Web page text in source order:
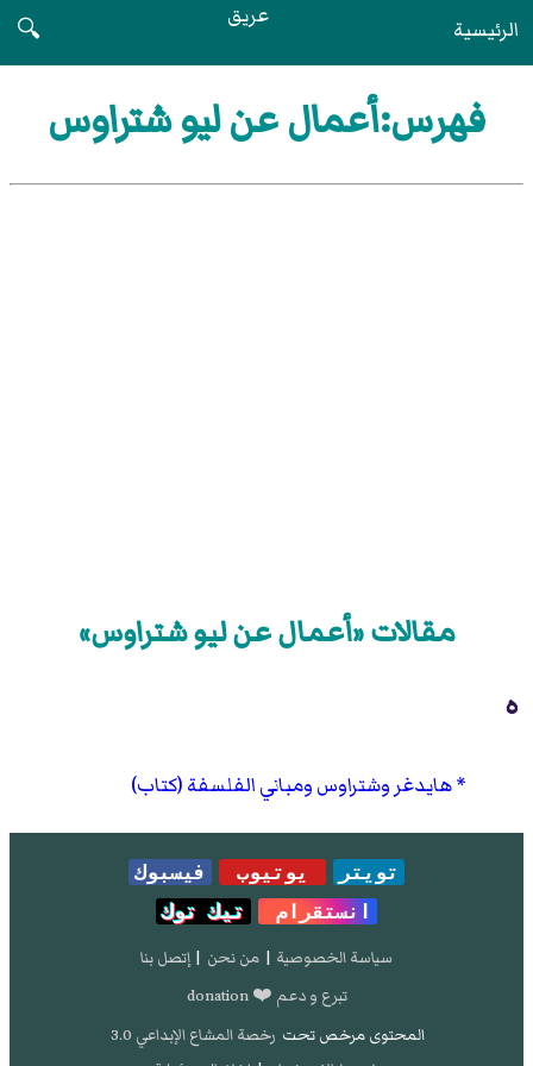
الرئيسية عريق
🔍
فهرس:أعمال عن ليو شتراوس
مقالات «أعمال عن ليو شتراوس»
ه
هايدغر وشتراوس ومباني الفلسفة (كتاب)
تويتر يوتيوب
فيسبوك
انستقرام
تيك توك
سياسة الخصوصية | من نحن | إتصل بنا
تبرع و دعم ❤️ donation
المحتوى مرخص تحت رخصة المشاع الإبداعي 3.0